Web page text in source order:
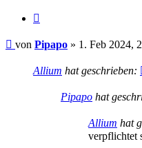
Beitrag
von Pipapo » 1. Feb 2024,
Allium hat geschrieben:
Pipapo hat
Allium hat
verpflichtet